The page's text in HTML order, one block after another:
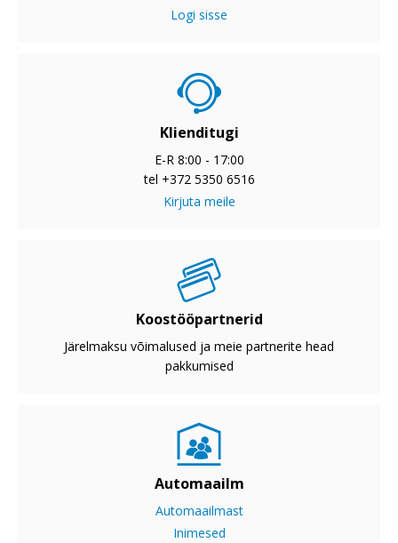
Logi sisse
Klienditugi
E-R 8:00 - 17:00
tel +372 5350 6516
Kirjuta meile
Koostööpartnerid
Järelmaksu võimalused ja meie partnerite head
pakkumised
Automaailm
Automaailmast
Inimesed